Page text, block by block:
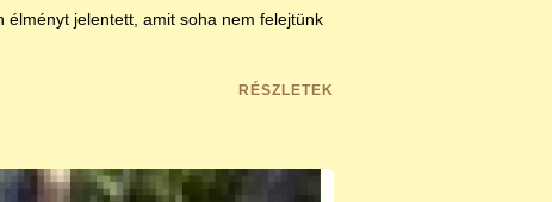
élményt jelentett, amit soha nem felejtünk
RÉSZLETEK